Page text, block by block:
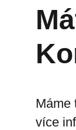
Máme
více